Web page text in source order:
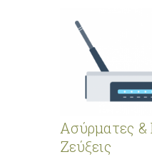
Ασύρματες &
Ζεύξεις